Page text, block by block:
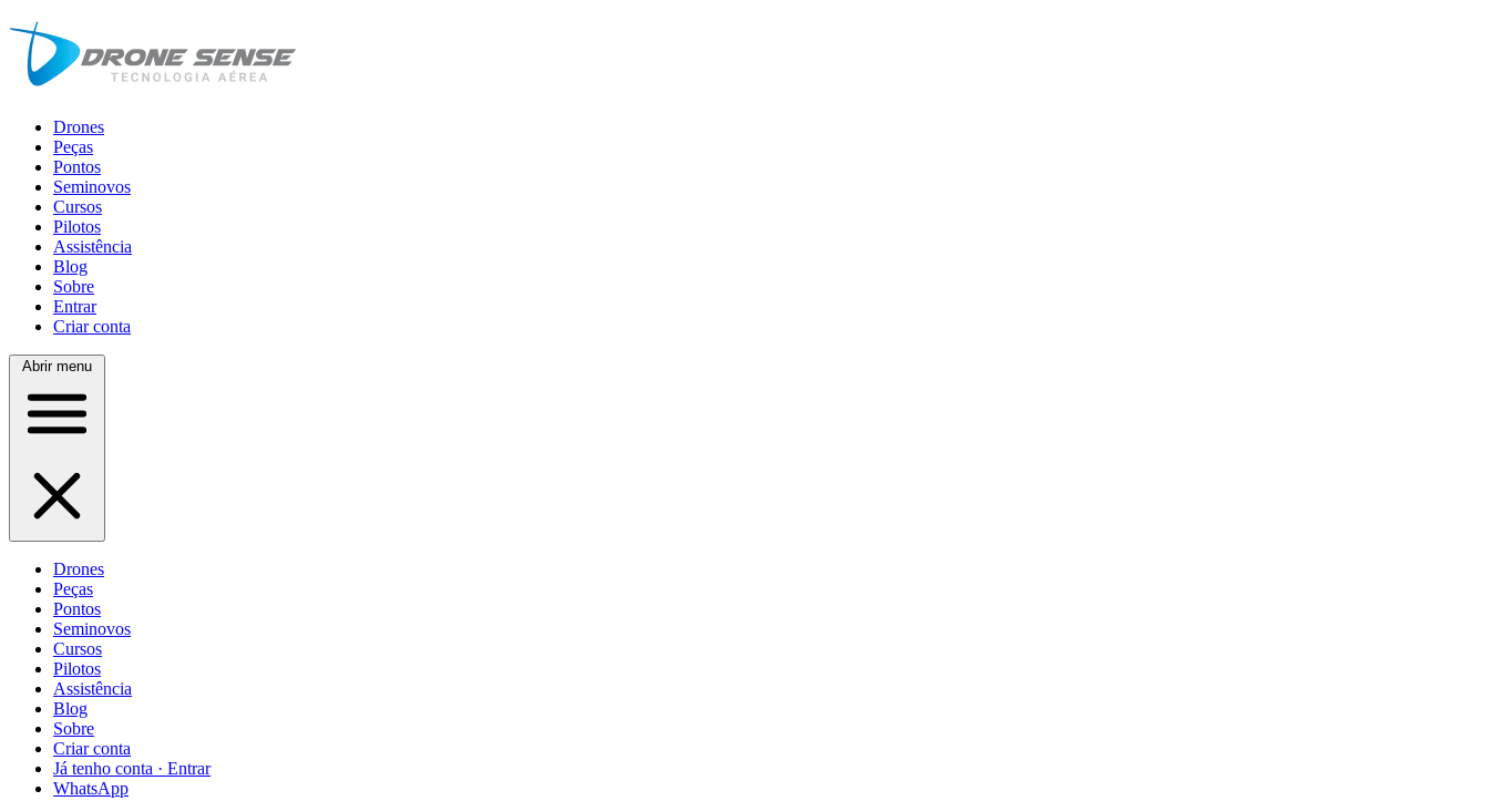
Drones
Peças
Pontos
Seminovos
Cursos
Pilotos
Assistência
Blog
Sobre
Entrar
Criar conta
Abrir menu
Drones
Peças
Pontos
Seminovos
Cursos
Pilotos
Assistência
Blog
Sobre
Criar conta
Já tenho conta · Entrar
WhatsApp